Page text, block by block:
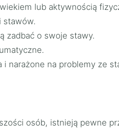
lub aktywnością
stawów.
zadbać o swoje stawy.
narażone na problemy ze
osób, istnieją pewne